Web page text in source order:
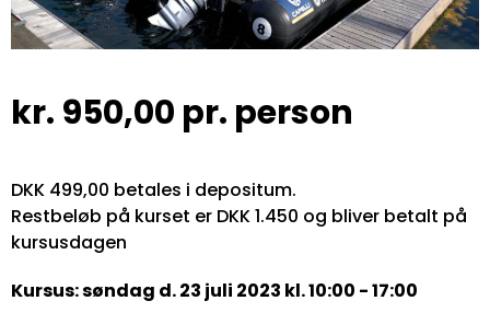
kr. 950,00 pr. person
DKK 499,00 betales i depositum.
Restbeløb på kurset er DKK 1.450 og bliver betalt på
kursusdagen
Kursus: søndag d. 23 juli 2023 kl. 10:00 - 17:00